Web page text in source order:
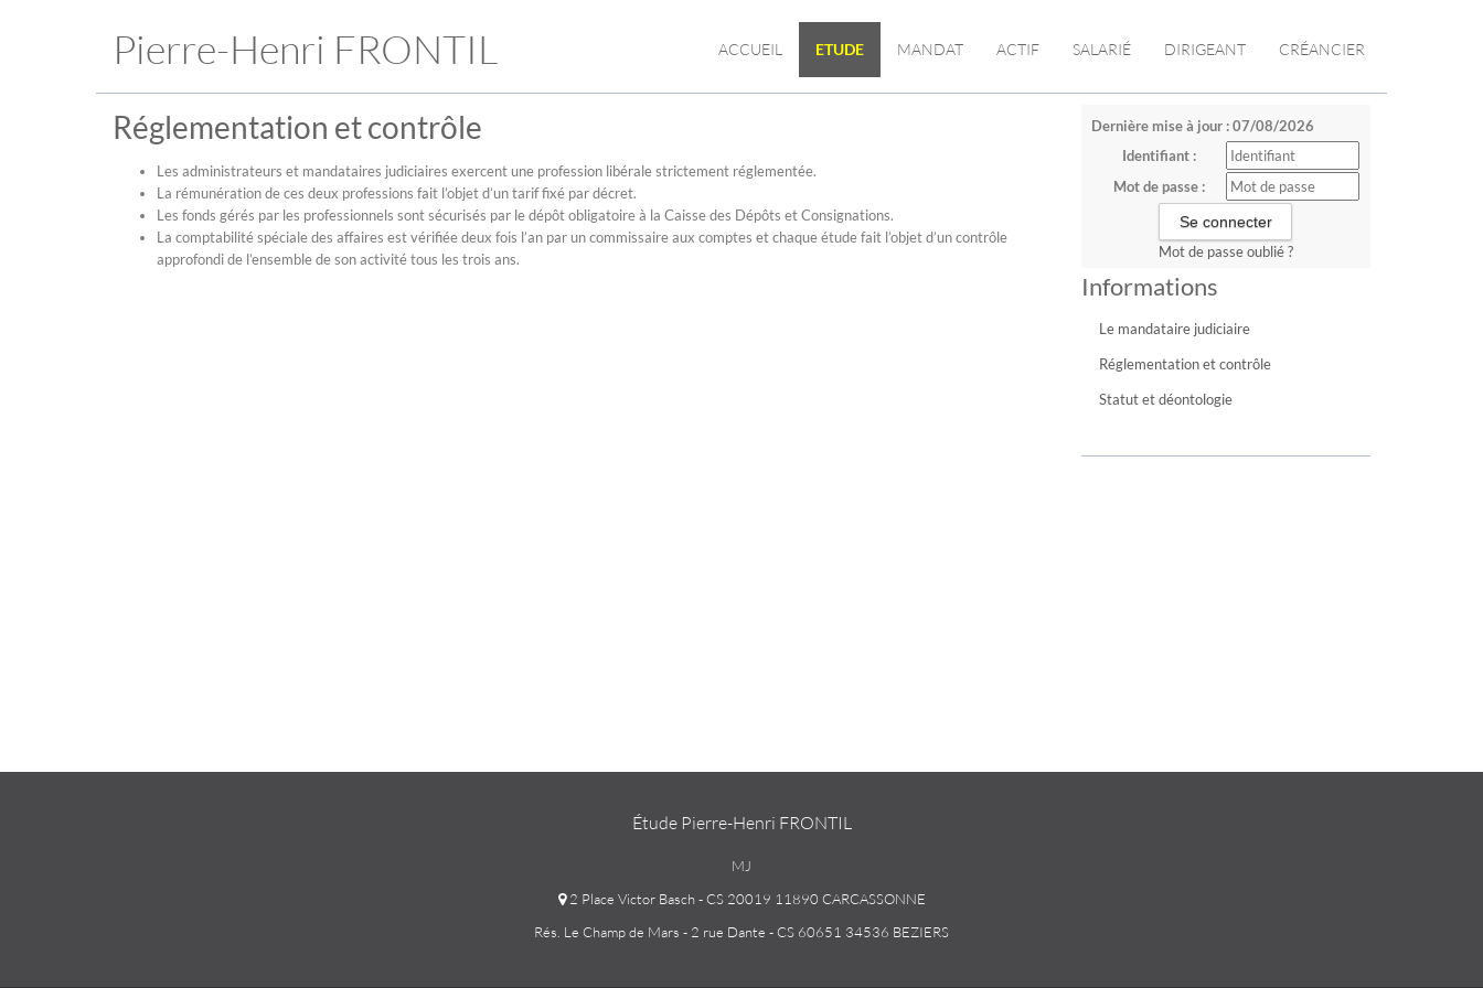
Pierre-Henri FRONTIL ACCUEIL ETUDE MANDAT ACTIF SALARIÉ DIRIGEANT CRÉANCIER
Dernière mise à jour : 07/08/2026
Identifiant :
Mot de passe :
Mot de passe oublié ?
Informations
Le mandataire judiciaire
Réglementation et contrôle
Statut et déontologie
Réglementation et contrôle
Les administrateurs et mandataires judiciaires exercent une profession libérale strictement réglementée.
La rémunération de ces deux professions fait l’objet d’un tarif fixé par décret.
Les fonds gérés par les professionnels sont sécurisés par le dépôt obligatoire à la Caisse des Dépôts et Consignations.
La comptabilité spéciale des affaires est vérifiée deux fois l’an par un commissaire aux comptes et chaque étude fait l’objet d’un contrôle
approfondi de l’ensemble de son activité tous les trois ans.
Étude Pierre-Henri FRONTIL
MJ
2 Place Victor Basch - CS 20019 11890 CARCASSONNE
Rés. Le Champ de Mars - 2 rue Dante - CS 60651 34536 BEZIERS